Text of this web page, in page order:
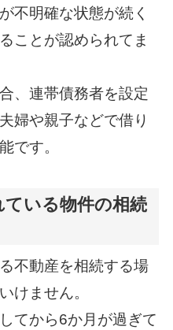
不明確な状態が続く
ことが認められてま
、連帯債務者を設定
婦や親子などで借り
です。
いる物件の相続
不動産を相続する場
けません。
てから6か月が過ぎて